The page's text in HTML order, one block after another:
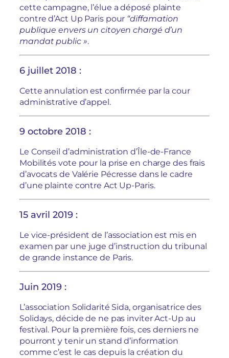
cette campagne, l’élue a déposé plainte
contre d’Act Up Paris pour “diffamation
publique envers un citoyen chargé d’un
mandat public ».
6 juillet 2018 :
Cette annulation est confirmée par la cour
administrative d’appel.
9 octobre 2018 :
Le Conseil d’administration d’Île-de-France
Mobilités vote pour la prise en charge des frais
d’avocats de Valérie Pécresse dans le cadre
d’une plainte contre Act Up-Paris.
15 avril 2019 :
Le vice-président de l’association est mis en
examen par une juge d’instruction du tribunal
de grande instance de Paris.
Juin 2019 :
L’association Solidarité Sida, organisatrice des
Solidays, décide de ne pas inviter Act-Up au
festival. Pour la première fois, ces derniers ne
pourront y tenir un stand d’information
comme c’est le cas depuis la création du